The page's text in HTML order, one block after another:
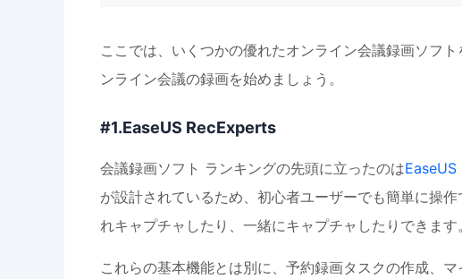
ここでは、いくつかの優れたオンライン会議録画ソフ
ンライン会議の録画を始めましょう。
#1.EaseUS RecExperts
会議録画ソフト ランキングの先頭に立ったのは
が設計されているため、初心者ユーザーでも簡単に操
れキャプチャしたり、一緒にキャプチャしたりできます。
これらの基本機能とは別に、予約録画タスクの作成、